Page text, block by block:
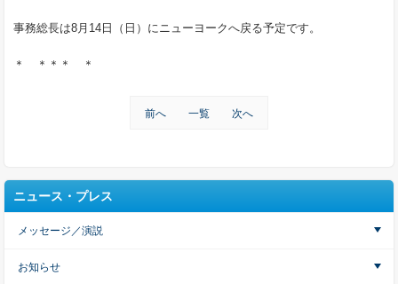
事務総長は8月14日（日）にニューヨークへ戻る予定です。
＊ ＊＊＊ ＊
前へ 一覧 次へ
ニュース・プレス
メッセージ／演説
お知らせ